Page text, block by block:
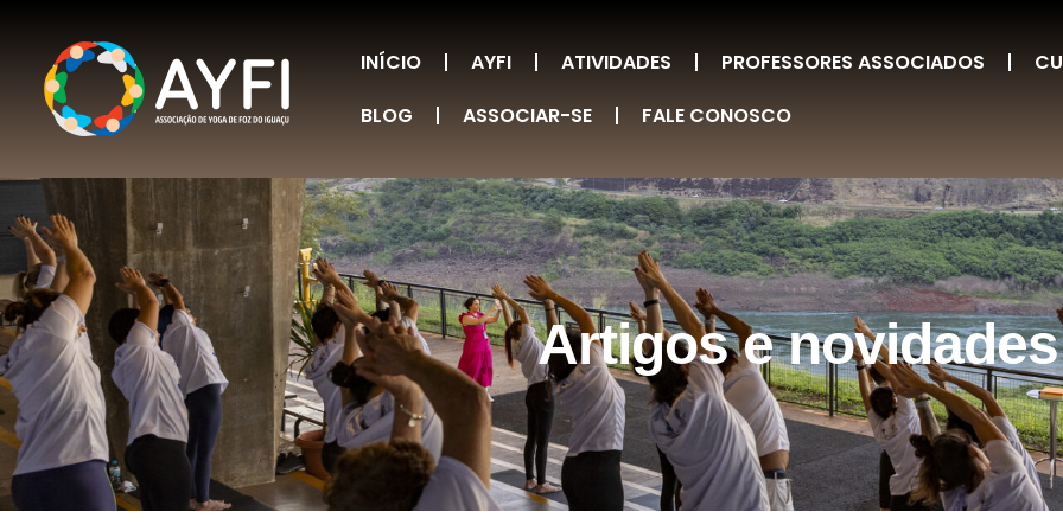
INÍCIO AYFI ATIVIDADES PROFESSORES ASSOCIADOS
BLOG
ASSOCIAR-SE FALE CONOSCO
Artigos e novidades